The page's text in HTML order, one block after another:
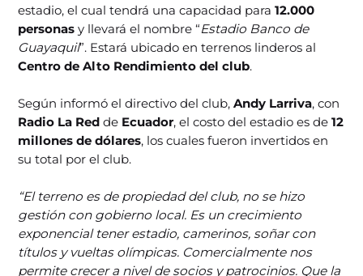
estadio, el cual tendrá una capacidad para12.000
personas y llevará el nombre “Estadio Banco de
Guayaquil”. Estará ubicado en terrenos linderos al
Centro de Alto Rendimiento del club.
Según informó el directivo del club,Andy Larriva, con
Radio La Red de Ecuador, el costo del estadio es de12
millones de dólares, los cuales fueron invertidos en
su total por el club.
“El terreno es de propiedad del club, no se hizo
gestión con gobierno local. Es un crecimiento
exponencial tener estadio, camerinos, soñar con
títulos y vueltas olímpicas. Comercialmente nos
permite crecer a nivel de socios y patrocinios. Que la